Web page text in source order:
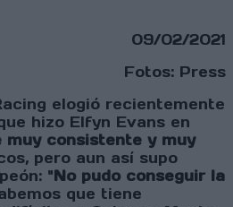
09/02/2021
Fotos: Press
elogió recientemente
hizo Elfyn Evans en
muy consistente y muy
pero aun así supo
"No pudo conseguir la
que tiene